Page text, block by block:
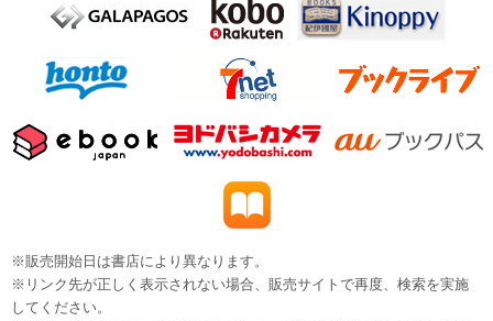
※販売開始日は書店により異なります。
※リンク先が正しく表示されない場合、販売サイトで再度、検索を実施
してください。